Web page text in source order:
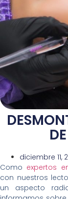
diciembre 11,
Como expertos
con nuestros
un aspecto